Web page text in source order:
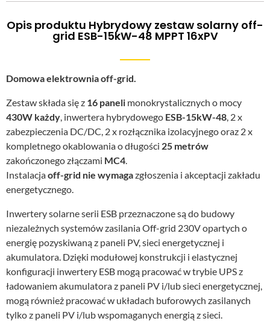
Opis produktu Hybrydowy zestaw solarny off-
grid ESB-15kW-48 MPPT 16xPV
Domowa elektrownia off-grid.
Zestaw składa się z 16 paneli monokrystalicznych o mocy
430W każdy , inwertera hybrydowego ESB-15kW-48 , 2 x
zabezpieczenia DC/DC, 2 x rozłącznika izolacyjnego oraz 2 x
kompletnego okablowania o długości 25 metrów
zakończonego złączami MC4
Instalacjaoff-grid nie wymagazgłoszenia i akceptacji zakładu
energetycznego.
Inwertery solarne serii ESB przeznaczone są do budowy
niezależnych systemów zasilania Off-grid 230V opartych o
energię pozyskiwaną z paneli PV, sieci energetycznej i
akumulatora. Dzięki modułowej konstrukcji i elastycznej
konfiguracji inwertery ESB mogą pracować w trybie UPS z
ładowaniem akumulatora z paneli PV i/lub sieci energetycznej,
mogą również pracować w układach buforowych zasilanych
tylko z paneli PV i/lub wspomaganych energią z sieci.